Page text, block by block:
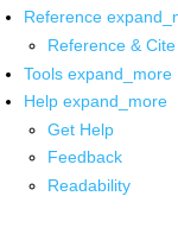
Reference
Reference & Cite
Tools expand_more
Help expand_more
Get Help
Feedback
Readability